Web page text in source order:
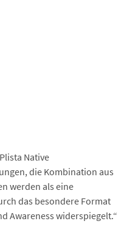
Native
die Kombination aus
werden als eine
das besondere Format
Awareness widerspiegelt.“